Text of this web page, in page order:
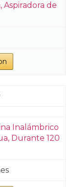
Aspiradora de
Inalámbrico
Durante 120